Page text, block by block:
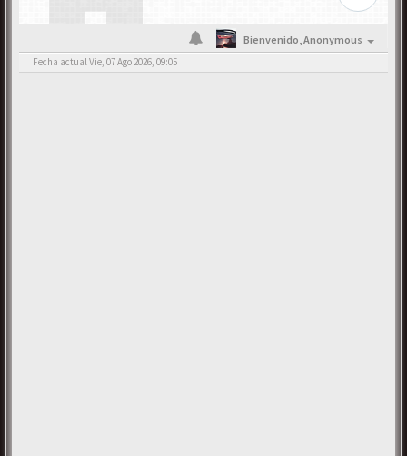
Bienvenido,Anonymous
Fecha actual Vie, 07 Ago 2026, 09:05